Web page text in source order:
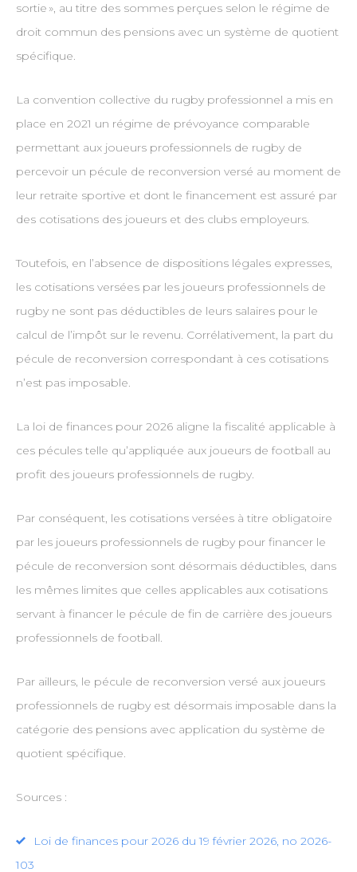
sortie », au titre des sommes perçues selon le régime de
droit commun des pensions avec un système de quotient
spécifique.
La convention collective du rugby professionnel a mis en
place en 2021 un régime de prévoyance comparable
permettant aux joueurs professionnels de rugby de
percevoir un pécule de reconversion versé au moment de
leur retraite sportive et dont le financement est assuré par
des cotisations des joueurs et des clubs employeurs.
Toutefois, en l’absence de dispositions légales expresses,
les cotisations versées par les joueurs professionnels de
rugby ne sont pas déductibles de leurs salaires pour le
calcul de l’impôt sur le revenu. Corrélativement, la part du
pécule de reconversion correspondant à ces cotisations
n’est pas imposable.
La loi de finances pour 2026 aligne la fiscalité applicable à
ces pécules telle qu’appliquée aux joueurs de football au
profit des joueurs professionnels de rugby.
Par conséquent, les cotisations versées à titre obligatoire
par les joueurs professionnels de rugby pour financer le
pécule de reconversion sont désormais déductibles, dans
les mêmes limites que celles applicables aux cotisations
servant à financer le pécule de fin de carrière des joueurs
professionnels de football.
Par ailleurs, le pécule de reconversion versé aux joueurs
professionnels de rugby est désormais imposable dans la
catégorie des pensions avec application du système de
quotient spécifique.
Sources :
Loi de finances pour 2026 du 19 février 2026, no 2026-
103